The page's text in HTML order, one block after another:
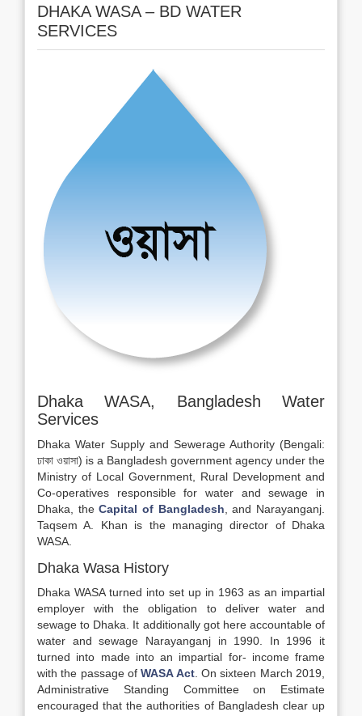
DHAKA WASA – BD WATER
SERVICES
Dhaka WASA, Bangladesh Water
Services
Dhaka Water Supply and Sewerage Authority (Bengali:
ঢাকা ওয়াসা) is a Bangladesh government agency under the
Ministry of Local Government, Rural Development and
Co-operatives responsible for water and sewage in
Dhaka, theCapital of Bangladesh , and Narayanganj.
Taqsem A. Khan is the managing director of Dhaka
WASA.
Dhaka Wasa History
Dhaka WASA turned into set up in 1963 as an impartial
employer with the obligation to deliver water and
sewage to Dhaka. It additionally got here accountable of
water and sewage Narayanganj in 1990. In 1996 it
turned into made into an impartial for- income frame
with the passage ofWASA Act. On sixteen March 2019,
Administrative Standing Committee on Estimate
encouraged that the authorities of Bangladesh clear up